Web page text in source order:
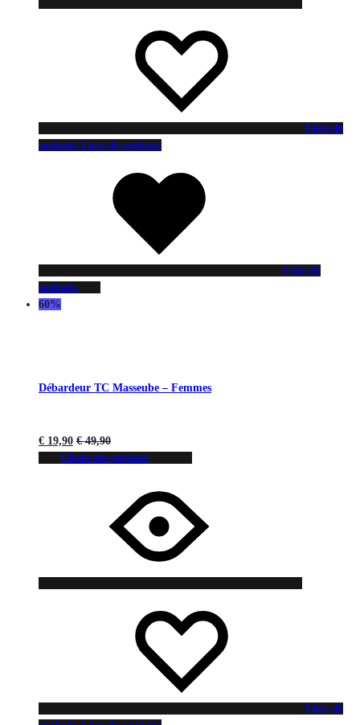
Liste de
souhaits Liste de souhaits
Liste de
souhaits
60%
Débardeur TC Masseube – Femmes
€ 19,90 €49,90
Choix des options
Liste de